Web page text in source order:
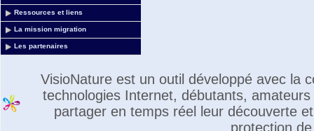
Ressources et liens
La mission migration
Les partenaires
VisioNature est un outil développé avec la
technologies Internet, débutants,
partager en temps réel leur découverte
protection